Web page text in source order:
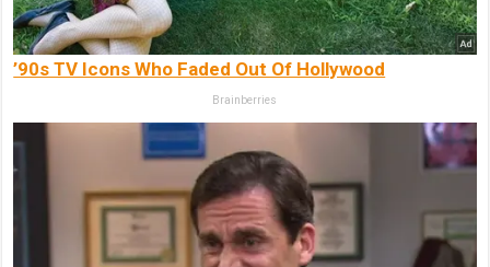
’90s TV Icons Who Faded Out Of Hollywood
Brainberries